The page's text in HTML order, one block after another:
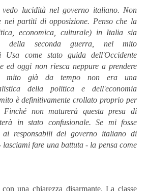
lucidità nel governo italiano. Non
nei partiti di opposizione. Penso che la
economica, culturale) in Italia sia
della seconda guerra, nel mito
Usa come stato guida dell'Occidente
ed oggi non riesca neppure a prendere
mito già da tempo non era una
della politica e dell'economia
è definitivamente crollato proprio per
non maturerà questa presa di
in stato confusionale. Se mi fosse
ai responsabili del governo italiano di
lasciami fare una battuta - la pensa come
una chiarezza disarmante. La classe